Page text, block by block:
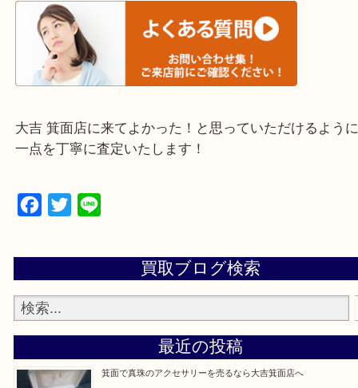
※下記エリアはご依頼が多いエリアです。
箕面市・池田市・吹田市
豊中市・茨木市・尼崎市
千里中央・北千里・南千里
・当店でよく聞くQ＆A